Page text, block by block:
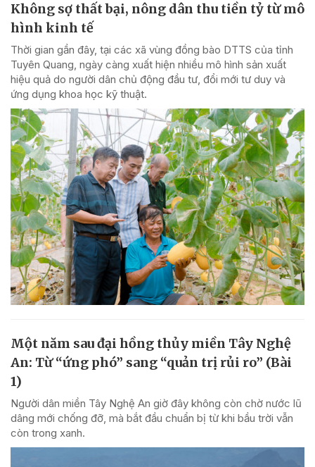
Không sợ thất bại, nông dân thu tiền tỷ từ mô
hình kinh tế
Thời gian gần đây, tại các xã vùng đồng bào DTTS của tỉnh
Tuyên Quang, ngày càng xuất hiện nhiều mô hình sản xuất
hiệu quả do người dân chủ động đầu tư, đổi mới tư duy và
ứng dụng khoa học kỹ thuật.
Một năm sau đại hồng thủy miền Tây Nghệ
An: Từ “ứng phó” sang “quản trị rủi ro” (Bài
1)
Người dân miền Tây Nghệ An giờ đây không còn chờ nước lũ
dâng mới chống đỡ, mà bắt đầu chuẩn bị từ khi bầu trời vẫn
còn trong xanh.